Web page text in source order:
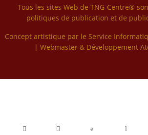
Tous les sites Web de TNG-Centre®
politiques de publication et de
Concept artistique par le Service
| Webmaster & Développement